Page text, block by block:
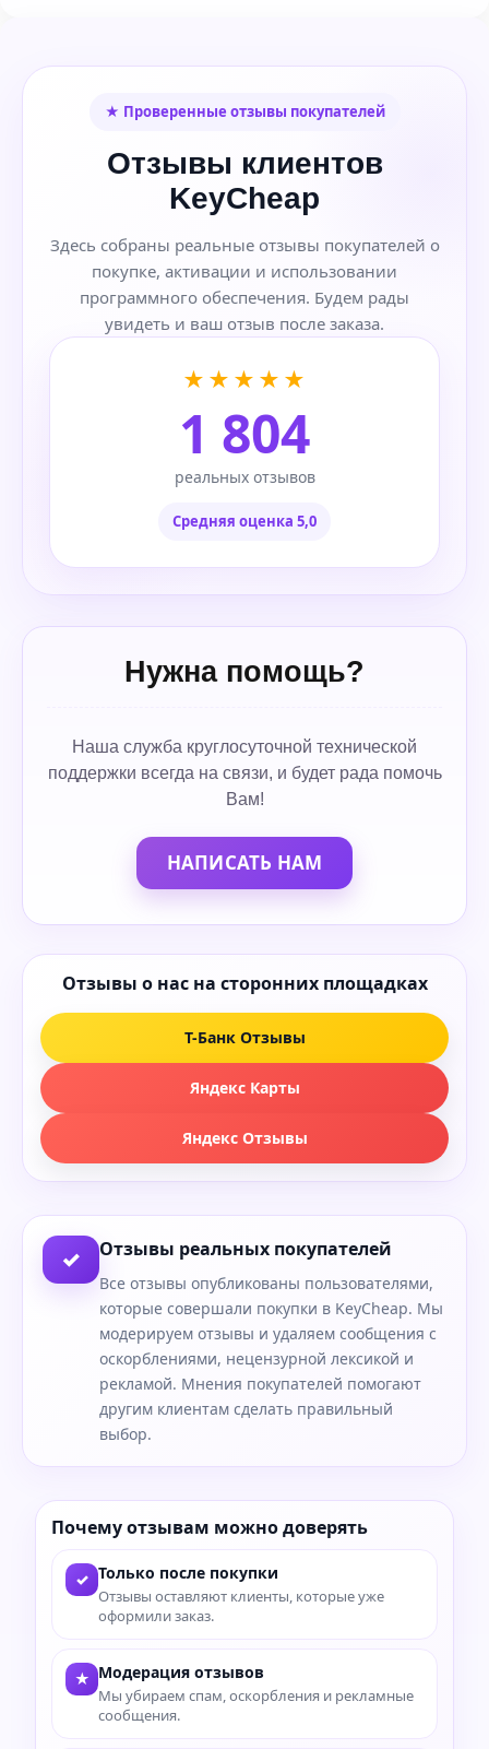
★ Проверенные отзывы покупателей
Отзывы клиентов
KeyCheap
Здесь собраны реальные отзывы покупателей о
покупке, активации и использовании
программного обеспечения. Будем рады
увидеть и ваш отзыв после заказа.
★★★★★
1 804
реальных отзывов
Средняя оценка 5,0
Нужна помощь?
Наша служба круглосуточной технической
поддержки всегда на связи, и будет рада помочь
Вам!
НАПИСАТЬ НАМ
Отзывы о нас на сторонних площадках
Т-Банк Отзывы
Яндекс Карты
Яндекс Отзывы
✓ Отзывы реальных покупателей
Все отзывы опубликованы пользователями,
которые совершали покупки в KeyCheap. Мы
модерируем отзывы и удаляем сообщения с
оскорблениями, нецензурной лексикой и
рекламой. Мнения покупателей помогают
другим клиентам сделать правильный
выбор.
Почему отзывам можно доверять
✓ Только после покупки
Отзывы оставляют клиенты, которые уже
оформили заказ.
★ Модерация отзывов
Мы убираем спам, оскорбления и рекламные
сообщения.